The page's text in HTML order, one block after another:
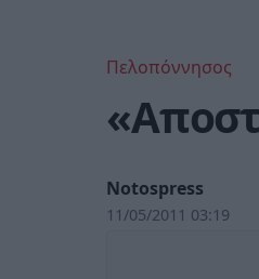
Πελοπόννησος
Notospress
11/05/2011 03:19